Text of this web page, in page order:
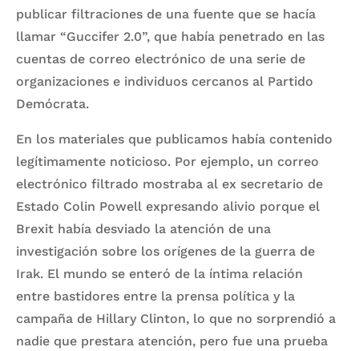
publicar filtraciones de una fuente que se hacía
llamar “Guccifer 2.0”, que había penetrado en las
cuentas de correo electrónico de una serie de
organizaciones e individuos cercanos al Partido
Demócrata.
En los materiales que publicamos había contenido
legítimamente noticioso. Por ejemplo, un correo
electrónico filtrado mostraba al ex secretario de
Estado Colin Powell expresando alivio porque el
Brexit había desviado la atención de una
investigación sobre los orígenes de la guerra de
Irak. El mundo se enteró de la íntima relación
entre bastidores entre la prensa política y la
campaña de Hillary Clinton, lo que no sorprendió a
nadie que prestara atención, pero fue una prueba